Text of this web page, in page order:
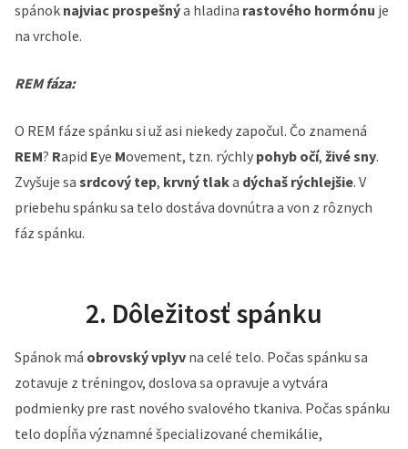
spánok najviac prospešnýa hladina rastového hormónu je
na vrchole.
REM fáza:
O REM fáze spánku si už asi niekedy započul. Čo znamená
REM? Rapid Eye Movement, tzn. rýchly pohyb očí, živé sny.
Zvyšuje sa srdcový tep, krvný tlaka dýchaš rýchlejšie. V
priebehu spánku sa telo dostáva dovnútra a von z rôznych
fáz spánku.
2. Dôležitosť spánku
Spánok má obrovský vplyv na celé telo. Počas spánku sa
zotavuje z tréningov, doslova sa opravuje a vytvára
podmienky pre rast nového svalového tkaniva. Počas spánku
telo dopĺňa významné špecializované chemikálie,